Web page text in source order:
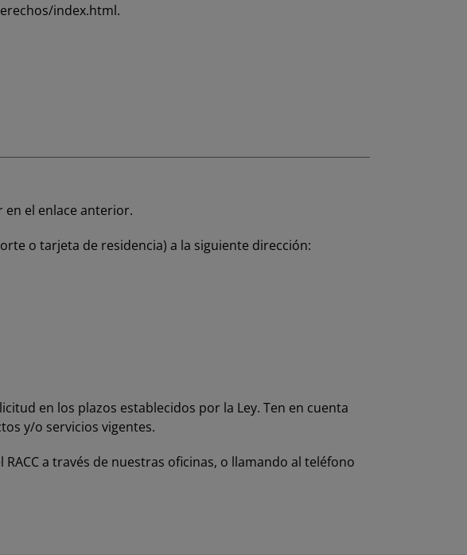
index.html.
el enlace anterior.
o tarjeta de residencia) a la siguiente dirección:
en los plazos establecidos por la Ley. Ten en cuenta
y/o servicios vigentes.
a través de nuestras oficinas, o llamando al teléfono